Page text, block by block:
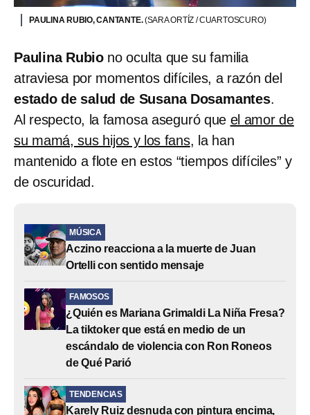
PAULINA RUBIO, CANTANTE.(SARA ORTÍZ / CUARTOSCURO)
Paulina Rubio no oculta que su familia
atraviesa por momentos difíciles, a razón del
estado de salud de Susana Dosamantes.
Al respecto, la famosa aseguró que el amor de
su mamá, sus hijos y los fans, la han
mantenido a flote en estos “tiempos difíciles” y
de oscuridad.
MÚSICA
Aczino reacciona a la muerte de Juan
Ortelli con sentido mensaje
FAMOSOS
¿Quién es Mariana Grimaldi La Niña Fresa?
La tiktoker que está en medio de un
escándalo de violencia con Ron Roneos
de Qué Parió
TENDENCIAS
Karely Ruiz desnuda con pintura encima,